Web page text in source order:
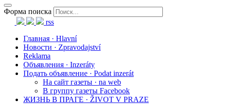
Форма поиска
rss
Главная · Hlavní
Новости · Zpravodajství
Reklama
Объявления · Inzeráty
Подать объявление · Podat inzerát
На сайт газеты · na web
В группу газеты Facebook
ЖИЗНЬ В ПРАГЕ · ŽIVOT V PRAZE